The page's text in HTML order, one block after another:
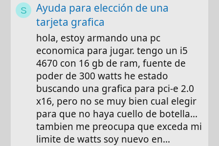
S
Ayuda para elección de una
tarjeta grafica
hola, estoy armando una pc
economica para jugar. tengo un i5
4670 con 16 gb de ram, fuente de
poder de 300 watts he estado
buscando una grafica para pci-e 2.0
x16, pero no se muy bien cual elegir
para que no haya cuello de botella...
tambien me preocupa que exceda mi
limite de watts soy nuevo en...